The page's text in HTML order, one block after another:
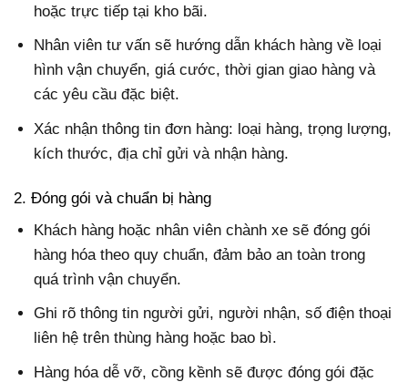
hoặc trực tiếp tại kho bãi.
Nhân viên tư vấn sẽ hướng dẫn khách hàng về loại
hình vận chuyển, giá cước, thời gian giao hàng và
các yêu cầu đặc biệt.
Xác nhận thông tin đơn hàng: loại hàng, trọng lượng,
kích thước, địa chỉ gửi và nhận hàng.
2. Đóng gói và chuẩn bị hàng
Khách hàng hoặc nhân viên chành xe sẽ đóng gói
hàng hóa theo quy chuẩn, đảm bảo an toàn trong
quá trình vận chuyển.
Ghi rõ thông tin người gửi, người nhận, số điện thoại
liên hệ trên thùng hàng hoặc bao bì.
Hàng hóa dễ vỡ, cồng kềnh sẽ được đóng gói đặc